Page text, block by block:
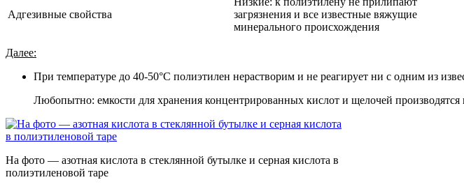
Адгезивные свойства
загрязнения и все известные вяжущие
минерального происхождения
Далее:
При температуре до 40-50°С полиэтилен нерастворим и не реагирует ни с одним из
Любопытно: емкости для хранения концентрированных кислот и щелочей производятся
На фото — азотная кислота в стеклянной бутылке и серная кислота в
полиэтиленовой таре